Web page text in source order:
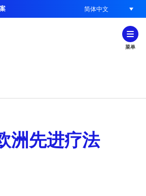
简体中文
菜单
洲先进疗法